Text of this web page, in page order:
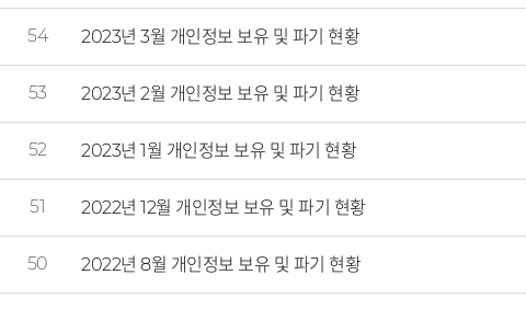
54 2023년 3월 개인정보 보유 및 파기 현황
53 2023년 2월 개인정보 보유 및 파기 현황
52 2023년 1월 개인정보 보유 및 파기 현황
51 2022년 12월 개인정보 보유 및 파기 현황
50 2022년 8월 개인정보 보유 및 파기 현황